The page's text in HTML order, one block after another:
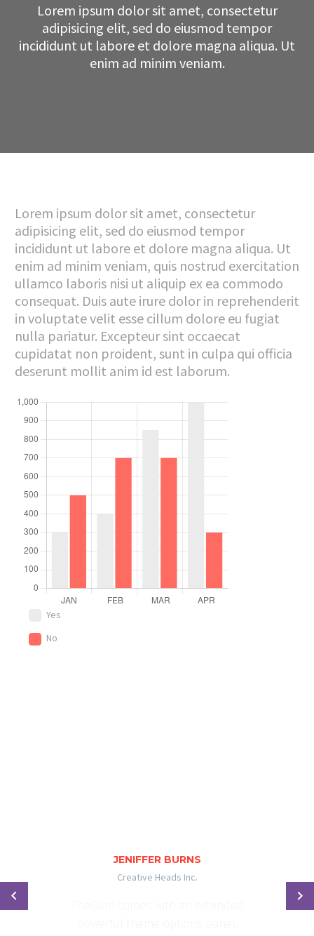
Lorem ipsum dolor sit amet, consectetur
adipisicing elit, sed do eiusmod tempor
incididunt ut labore et dolore magna aliqua. Ut
enim ad minim veniam.
Lorem ipsum dolor sit amet, consectetur
adipisicing elit, sed do eiusmod tempor
incididunt ut labore et dolore magna aliqua. Ut
enim ad minim veniam, quis nostrud exercitation
ullamco laboris nisi ut aliquip ex ea commodo
consequat. Duis aute irure dolor in reprehenderit
in voluptate velit esse cillum dolore eu fugiat
nulla pariatur. Excepteur sint occaecat
cupidatat non proident, sunt in culpa qui officia
deserunt mollit anim id est laborum.
Yes
No
JENIFFER BURNS
Creative Heads Inc.